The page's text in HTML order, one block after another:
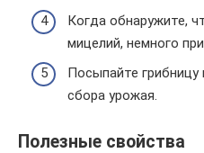
Когда обнаружите,
мицелий, немного
Посыпайте
сбора урожая.
Полезные свойства